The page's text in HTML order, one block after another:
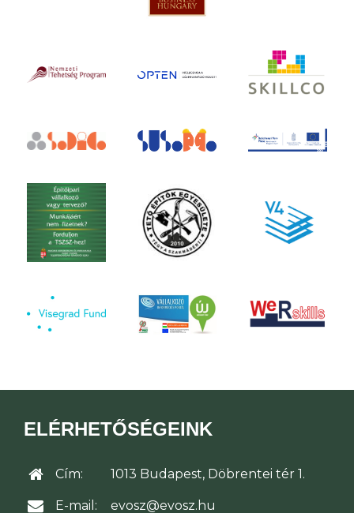
ELÉRHETŐSÉGEINK
Cím: 1013 Budapest, Döbrentei tér 1.
E-mail: evosz@evosz.hu